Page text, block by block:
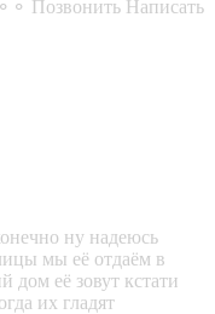
Позвонить Написать
ну надеюсь
мы её отдаём в
её зовут кстати
их гладят